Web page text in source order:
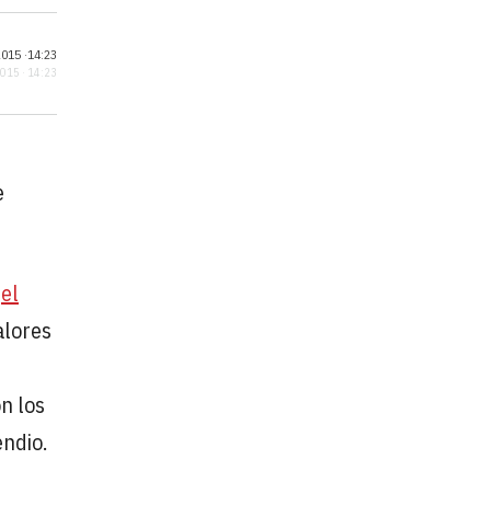
·14:23
· 14:23
el
los